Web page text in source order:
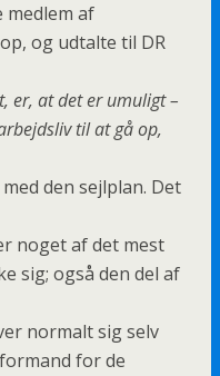
medlem af
og udtalte til DR
er, at det er umuligt –
til at gå op,
den sejlplan. Det
noget af det mest
sig; også den del af
normalt sig selv
for de